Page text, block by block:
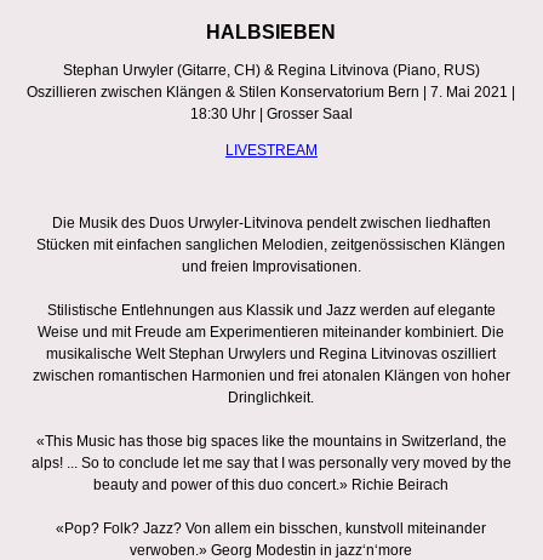
HALBSIEBEN
Stephan Urwyler (Gitarre, CH) & Regina Litvinova (Piano, RUS)
Oszillieren zwischen Klängen & Stilen Konservatorium Bern | 7. Mai 2021 |
18:30 Uhr | Grosser Saal
LIVESTREAM
Die Musik des Duos Urwyler-Litvinova pendelt zwischen liedhaften
Stücken mit einfachen sanglichen Melodien, zeitgenössischen Klängen
und freien Improvisationen.
Stilistische Entlehnungen aus Klassik und Jazz werden auf elegante
Weise und mit Freude am Experimentieren miteinander kombiniert. Die
musikalische Welt Stephan Urwylers und Regina Litvinovas oszilliert
zwischen romantischen Harmonien und frei atonalen Klängen von hoher
Dringlichkeit.
«This Music has those big spaces like the mountains in Switzerland, the
alps! ... So to conclude let me say that I was personally very moved by the
beauty and power of this duo concert.» Richie Beirach
«Pop? Folk? Jazz? Von allem ein bisschen, kunstvoll miteinander
verwoben.» Georg Modestin in jazz‘n‘more